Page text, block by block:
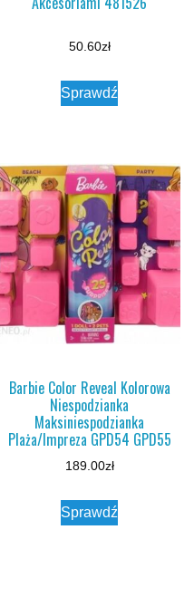
50.60zł
Sprawdź
Barbie Color Reveal Kolorowa
Niespodzianka
Maksiniespodzianka
Plaża/Impreza GPD54 GPD55
189.00zł
Sprawdź